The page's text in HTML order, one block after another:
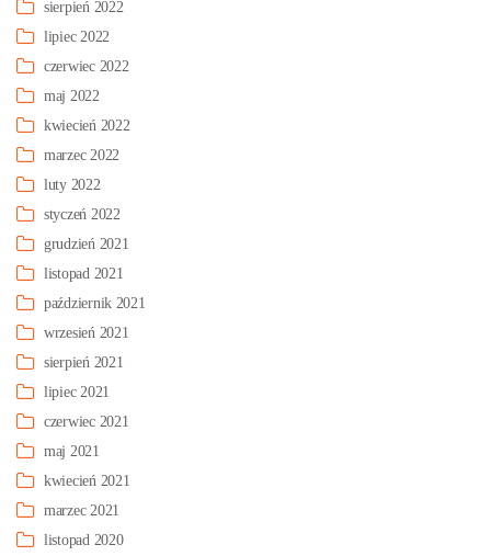
sierpień 2022
lipiec 2022
czerwiec 2022
maj 2022
kwiecień 2022
marzec 2022
luty 2022
styczeń 2022
grudzień 2021
listopad 2021
październik 2021
wrzesień 2021
sierpień 2021
lipiec 2021
czerwiec 2021
maj 2021
kwiecień 2021
marzec 2021
listopad 2020